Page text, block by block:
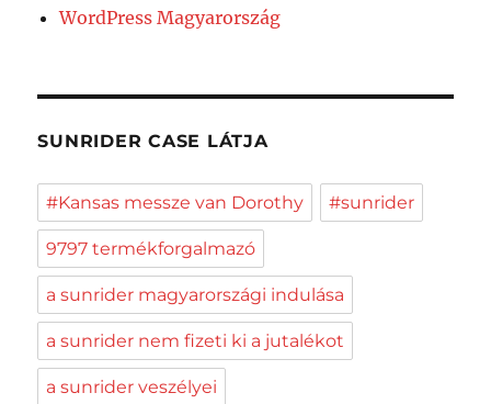
WordPress Magyarország
SUNRIDER CASE LÁTJA
#Kansas messze van Dorothy #sunrider
9797 termékforgalmazó
a sunrider magyarországi indulása
a sunrider nem fizeti ki a jutalékot
a sunrider veszélyei